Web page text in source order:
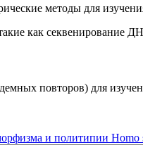
методы для
как секвенирование
повторов) для
и политипии Homo